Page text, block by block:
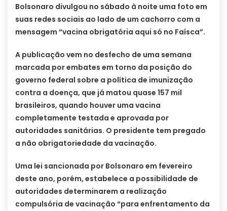
Bolsonaro divulgou no sábado à noite uma foto em
suas redes sociais ao lado de um cachorro com a
mensagem “vacina obrigatória aqui só no Faísca”.
A publicação vem no desfecho de uma semana
marcada por embates em torno da posição do
governo federal sobre a política de imunização
contra a doença, que já matou quase 157 mil
brasileiros, quando houver uma vacina
completamente testada e aprovada por
autoridades sanitárias. O presidente tem pregado
a não obrigatoriedade da vacinação.
Uma lei sancionada por Bolsonaro em fevereiro
deste ano, porém, estabelece a possibilidade de
autoridades determinarem a realização
compulsória de vacinação “para enfrentamento da